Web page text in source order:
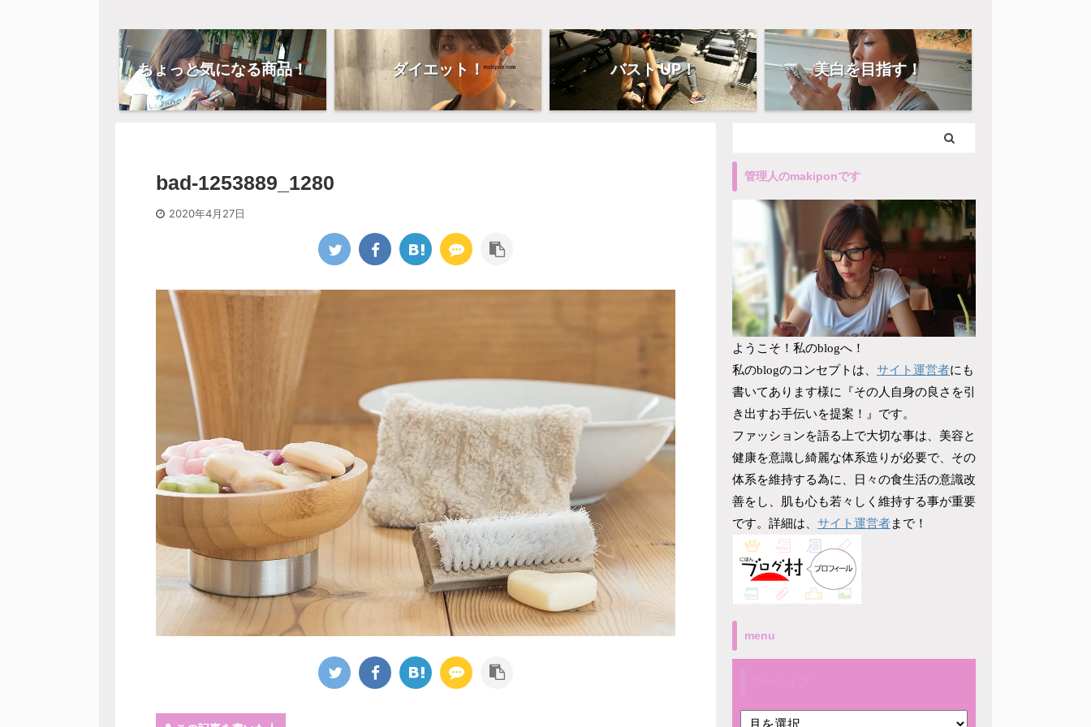
ちょっと気になる商品！ ダイエット！ バスト UP！ 美白を目指す！
bad-1253889_1280
2020年4月27日
管理人のmakiponです
ようこそ！私のblogへ！
私のblogのコンセプトは、 サイト運営者にも
書いてあります様に『その人自身の良さを引
き出すお手伝いを提案！』です。
ファッションを語る上で大切な事は、美容と
健康を意識し綺麗な体系造りが必要で、その
体系を維持する為に、日々の食生活の意識改
善をし、肌も心も若々しく維持する事が重要
です。詳細は、 サイト運営者まで！
menu